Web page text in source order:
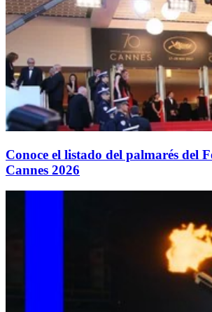
Conoce el listado del palmarés del
Cannes 2026